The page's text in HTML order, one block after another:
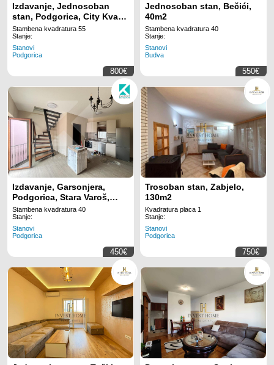
Izdavanje, Jednosoban
stan, Podgorica, City Kvart,
55m2
Stambena kvadratura 55
Stanje:
Stanovi
Podgorica
800€
Jednosoban stan, Bečići,
40m2
Stambena kvadratura 40
Stanje:
Stanovi
Budva
550€
Izdavanje, Garsonjera,
Podgorica, Stara Varoš,
40m2
Stambena kvadratura 40
Stanje:
Stanovi
Podgorica
450€
Trosoban stan, Zabjelo,
130m2
Kvadratura placa 1
Stanje:
Stanovi
Podgorica
750€